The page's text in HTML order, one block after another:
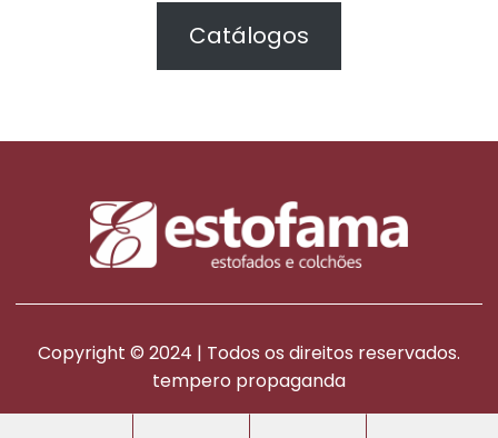
Catálogos
Copyright © 2024 | Todos os direitos reservados.
tempero propaganda